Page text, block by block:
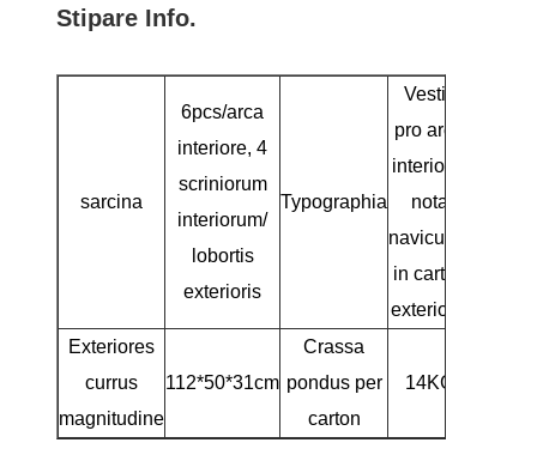
Stipare Info.
sarcina
6pcs/arca
interiore, 4
scriniorum
interiorum/
lobortis
exterioris
Typographia
Vestis
pro arca
interiore,
nota
naviculas
in carton
exterioris
Exteriores
currus
magnitudine
112*50*31cm
Crassa
pondus per
carton
14KG